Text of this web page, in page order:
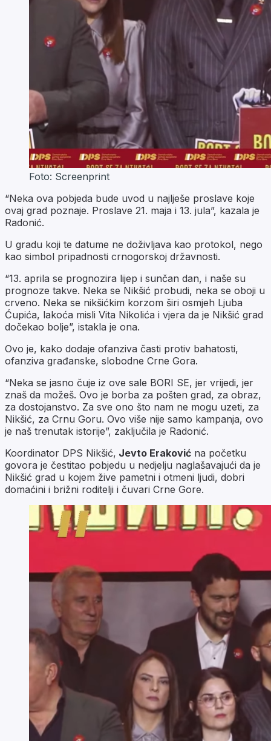
Foto: Screenprint
“Neka ova pobjeda bude uvod u najlješe proslave koje
ovaj grad poznaje. Proslave 21. maja i 13. jula”, kazala je
Radonić.
U gradu koji te datume ne doživljava kao protokol, nego
kao simbol pripadnosti crnogorskoj državnosti.
“13. aprila se prognozira lijep i sunčan dan, i naše su
prognoze takve. Neka se Nikšić probudi, neka se oboji u
crveno. Neka se nikšićkim korzom širi osmjeh Ljuba
Ćupića, lakoća misli Vita Nikolića i vjera da je Nikšić grad
dočekao bolje”, istakla je ona.
Ovo je, kako dodaje ofanziva časti protiv bahatosti,
ofanziva građanske, slobodne Crne Gora.
“Neka se jasno čuje iz ove sale BORI SE, jer vrijedi, jer
znaš da možeš. Ovo je borba za pošten grad, za obraz,
za dostojanstvo. Za sve ono što nam ne mogu uzeti, za
Nikšić, za Crnu Goru. Ovo više nije samo kampanja, ovo
je naš trenutak istorije”, zaključila je Radonić.
Koordinator DPS Nikšić, Jevto Eraković na početku
govora je čestitao pobjedu u nedjelju naglašavajući da je
Nikšić grad u kojem žive pametni i otmeni ljudi, dobri
domaćini i brižni roditelji i čuvari Crne Gore.